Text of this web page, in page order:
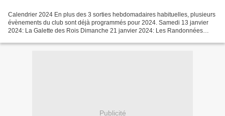
Calendrier 2024 En plus des 3 sorties hebdomadaires habituelles, plusieurs
évènements du club sont déjà programmés pour 2024. Samedi 13 janvier
2024: La Galette des Rois Dimanche 21 janvier 2024: Les Randonnées
Publicité